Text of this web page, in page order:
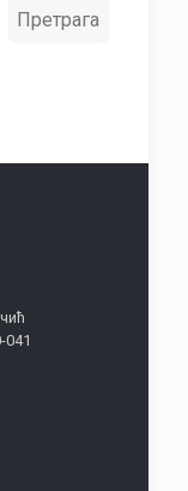
Претрага
041